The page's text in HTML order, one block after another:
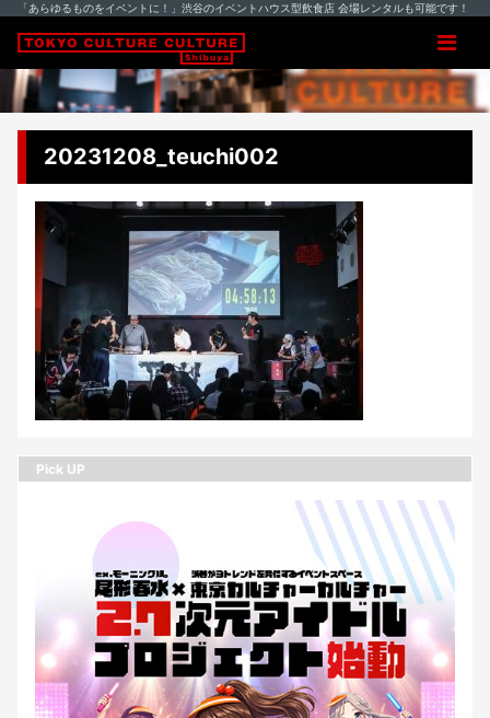
「あらゆるものをイベントに！」渋谷のイベントハウス型飲食店 会場レンタルも可能です！
20231208_teuchi002
Pick UP